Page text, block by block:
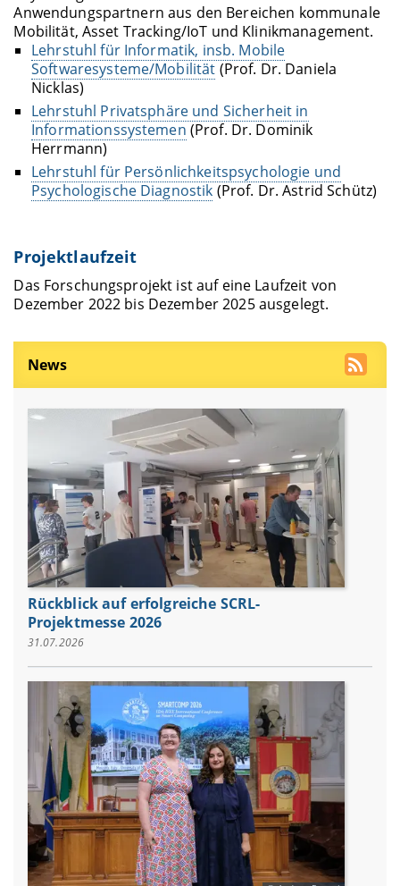
Anwendungspartnern aus den Bereichen kommunale
Mobilität, Asset Tracking/IoT und Klinikmanagement.
Lehrstuhl für Informatik, insb. Mobile
Softwaresysteme/Mobilität (Prof. Dr. Daniela
Nicklas)
Lehrstuhl Privatsphäre und Sicherheit in
Informationssystemen (Prof. Dr. Dominik
Herrmann)
Lehrstuhl für Persönlichkeitspsychologie und
Psychologische Diagnostik (Prof. Dr. Astrid Schütz)
Projektlaufzeit
Das Forschungsprojekt ist auf eine Laufzeit von
Dezember 2022 bis Dezember 2025 ausgelegt.
News
Rückblick auf erfolgreiche SCRL-
Projektmesse 2026
31.07.2026